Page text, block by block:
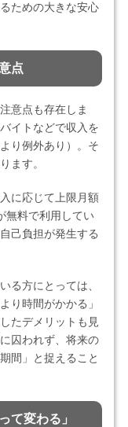
ための大きな安心
点
意点も存在しま
イトなどで収入を
り例外あり）。そ
ます。
に応じて上限月額
無料で利用してい
己負担が発生する
る方にとっては、
り時間がかかる」
たデメリットも見
囚われず、将来の
間」と捉えること
て変わる」